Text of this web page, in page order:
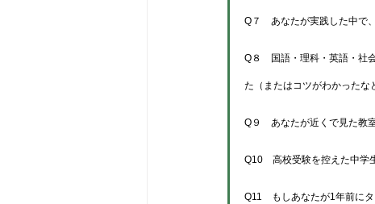
Q７　あなたが実践した中で
Q８　国語・理科・英語・社
た（またはコツがわかったな
Q９　あなたが近くで見た教
Q10　高校受験を控えた中学
Q11　もしあなたが1年前に